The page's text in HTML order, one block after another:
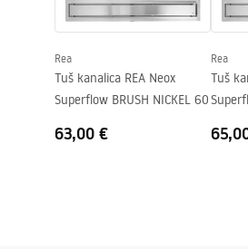
Jamstvo
Rea
Tuš kanalica REA Neox
Superflow BRUSH NICKEL 60
63,00 €
Rea
Tuš